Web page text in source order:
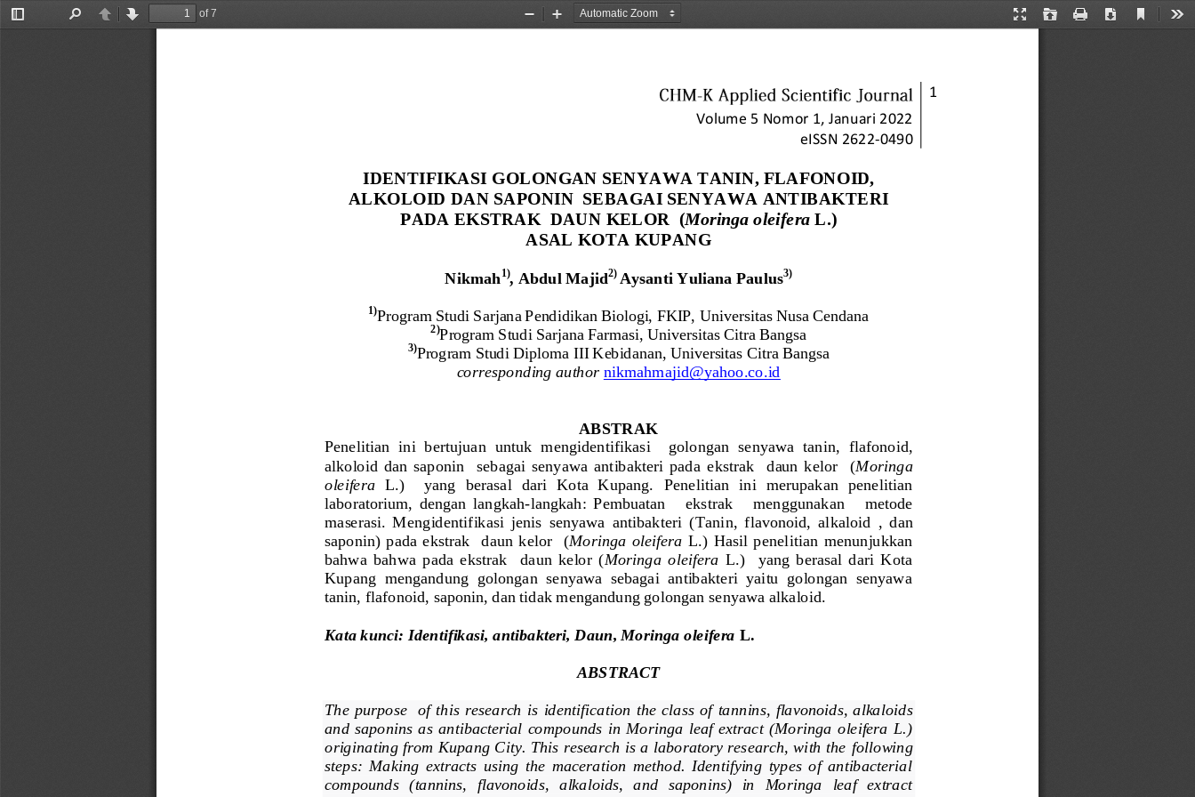
Toggle
PreviousNext
of 7
Presentation
Open Print Download
Current
Zoom
Zoom
Volume 5 Nomor 1, Januari 2022
eISSN 2622-0490
1
IDENTIFIKASI GOLONGAN SENYAWA TANIN, FLAFONOID,
ALKOLOID DAN SAPONIN SEBAGAI SENYAWA ANTIBAKTERI
PADA EKSTRAK DAUN KELOR (Moringa oleifera L.)
ASAL KOTA KUPANG
Nikmah 1), Abdul Majid2) Aysanti Yuliana Paulus3)
1)Program Studi Sarjana Pendidikan Biologi, FKIP, Universitas Nusa Cendana
2)Program Studi Sarjana Farmasi, Universitas Citra Bangsa
3)Program Studi Diploma III Kebidanan Universitas Citra Bangsa
corresponding author nikmahmajid@yahoo.co.id
ABSTRAK
Penelitian  ini  bertujuan  untuk  mengidentifikasi
golongan senyawa  tanin,  flafonoid,
alkoloid  dan  saponin    sebagai  senyawa  antibakteri  pada ekstrak    daun  kelor    (Moringa
oleifera L.)    yang  berasal  dari  Kota  Kupang.
Penelitian  ini  merupakan  penelitian
laboratorium,  dengan  langkah-langkah: Pembuatan      ekstrak      menggunakan      metode
maserasi.  Mengidentifikasi  jenis  senyawa  antibakteri  (Tanin, flavonoid, alkaloid
,  dan
saponin) pada ekstrak    daun  kelor    (Moringa  oleifera L.) Hasil  penelitian  menunjukkan
bahwa bahwa  pada  ekstrak    daun  kelor  (Moringa  oleifera L.)
yang  berasal  dari  Kota
Kupang  mengandung  golongan  senyawa  sebagai  antibakteri  yaitu  golongan  senyawa
tanin, flafonoid, saponin, dan tidak mengandung golongan senyawa alkaloid.
Kata kunci: Identifikasi, antibakteri, Daun, Moringa oleifera L .
ABSTRACT
The  purpose    of  this  research  is  identification the  class  of  tannins,  flavonoids,  alkaloids
and  saponins  as  antibacterial  compounds  in  Moringa  leaf  extract  (Moringa  oleifera  L.)
originating from Kupang City. This research is a laboratory research, with the following
steps:  Making  extracts  using  the  maceration  method.  Identifying  types  of  antibacterial
compounds   (tannins,   flavonoids,   alkaloids,   and   saponins)   in   Moringa   leaf   extract